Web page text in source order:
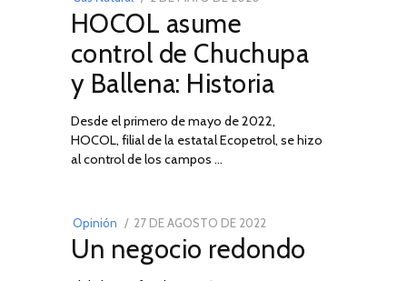
ON
DE
2026
HOCOL asume
control de Chuchupa
y Ballena: Historia
Desde el primero de mayo de 2022,
HOCOL, filial de la estatal Ecopetrol, se hizo
al control de los campos …
Opinión
POSTED
ON
27 DE AGOSTO DE 2022
DE
Un negocio redondo